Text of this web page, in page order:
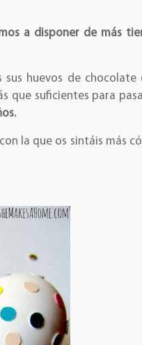
a disponer de más
huevos de chocolate
que suficientes para
la que os sintáis más